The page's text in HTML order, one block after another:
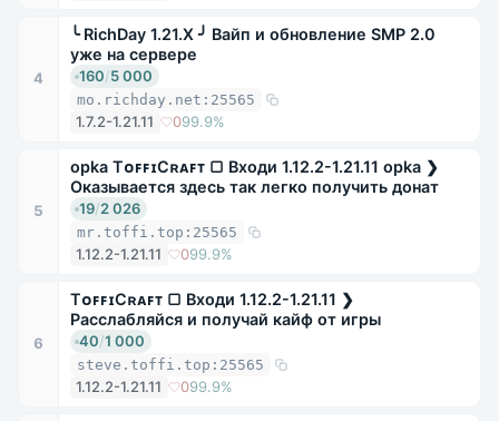
4
╰ RichDay 1.21.X ╯ Вайп и обновление SMP 2.0
уже на сервере
160/5 000
mo.richday.net:25565
1.7.2-1.21.11 099.9%
5
opka TᴏꜰꜰɪCʀᴀꜰᴛ ▢ Входи 1.12.2-1.21.11 opka ❯
Оказывается здесь так легко получить донат
19/2 026
mr.toffi.top:25565
1.12.2-1.21.11 099.9%
6
TᴏꜰꜰɪCʀᴀꜰᴛ ▢ Входи 1.12.2-1.21.11 ❯
Расслабляйся и получай кайф от игры
40/1 000
steve.toffi.top:25565
1.12.2-1.21.11 099.9%